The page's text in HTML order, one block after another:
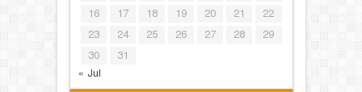
16
17 18 19 20 21
22
23
24 25 26 27 28
29
30
31
« Jul